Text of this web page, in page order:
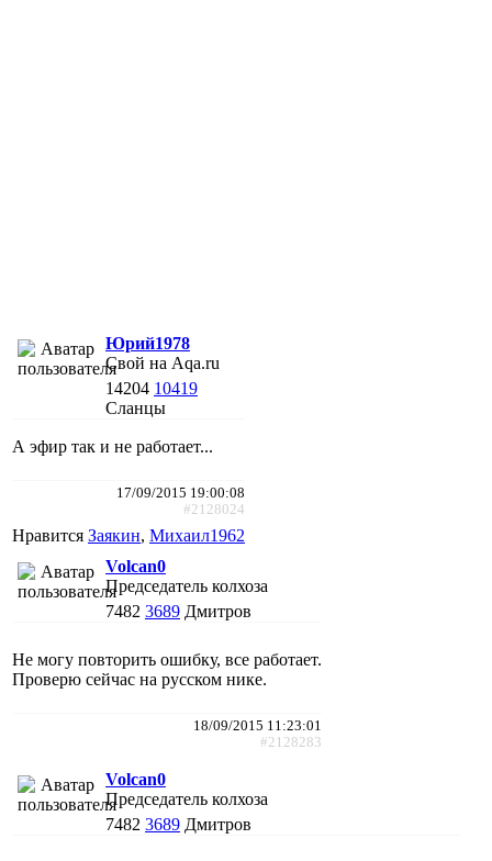
Юрий1978
Свой на Aqa.ru
14204 10419
Сланцы
А эфир так и не работает...
17/09/2015 19:00:08
#2128024
Нравится Заякин, Михаил1962
Volcan0
Председатель колхоза
7482 3689 Дмитров
Не могу повторить ошибку, все работает.
Проверю сейчас на русском нике.
18/09/2015 11:23:01
#2128283
Volcan0
Председатель колхоза
7482 3689 Дмитров